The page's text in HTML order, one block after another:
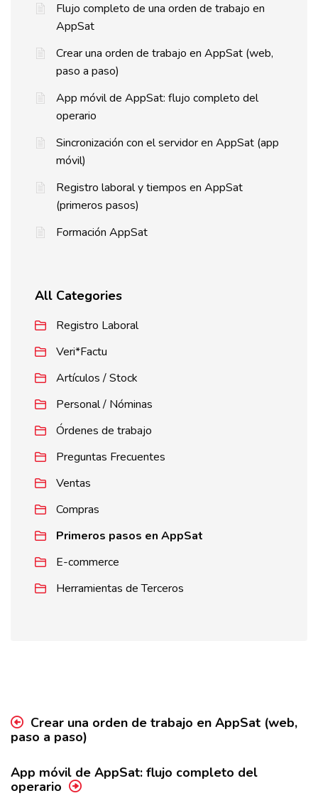
Flujo completo de una orden de trabajo en
AppSat
Crear una orden de trabajo en AppSat (web,
paso a paso)
App móvil de AppSat: flujo completo del
operario
Sincronización con el servidor en AppSat (app
móvil)
Registro laboral y tiempos en AppSat
(primeros pasos)
Formación AppSat
All Categories
Registro Laboral
Veri*Factu
Artículos / Stock
Personal / Nóminas
Órdenes de trabajo
Preguntas Frecuentes
Ventas
Compras
Primeros pasos en AppSat
E-commerce
Herramientas de Terceros
Crear una orden de trabajo en AppSat (web,
paso a paso)
App móvil de AppSat: flujo completo del
operario